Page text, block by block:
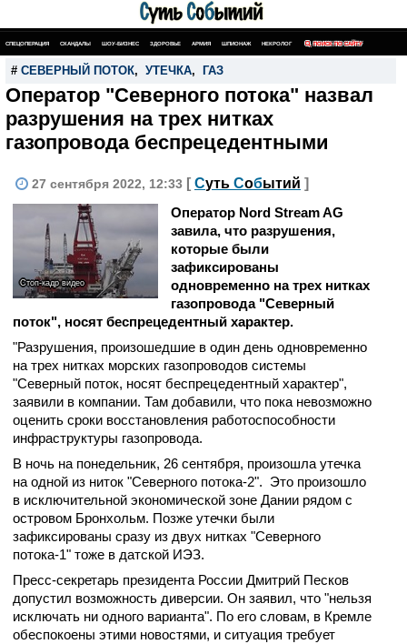
СПЕЦОПЕРАЦИЯ СКАНДАЛЫ ШОУ-БИЗНЕС ЗДОРОВЬЕ АРМИЯ ШПИОНАЖ НЕКРОЛОГ ПОИСК ПО САЙТУ
# СЕВЕРНЫЙ ПОТОК, УТЕЧКА, ГАЗ
Оператор "Северного потока" назвал
разрушения на трех нитках
газопровода беспрецедентными
27 сентября 2022, 12:33 [ Суть Событий ]
Стоп-кадр видео
Оператор Nord Stream AG
завила, что разрушения,
которые были
зафиксированы
одновременно на трех нитках
газопровода "Северный
поток", носят беспрецедентный характер.
"Разрушения, произошедшие в один день одновременно
на трех нитках морских газопроводов системы
"Северный поток, носят беспрецедентный характер",
заявили в компании. Там добавили, что пока невозможно
оценить сроки восстановления работоспособности
инфраструктуры газопровода.
В ночь на понедельник, 26 сентября, произошла утечка
на одной из ниток "Северного потока-2". Это произошло
в исключительной экономической зоне Дании рядом с
островом Бронхольм. Позже утечки были
зафиксированы сразу из двух нитках "Северного
потока-1" тоже в датской ИЭЗ.
Пресс-секретарь президента России Дмитрий Песков
допустил возможность диверсии. Он заявил, что "нельзя
исключать ни одного варианта". По его словам, в Кремле
обеспокоены этими новостями, и ситуация требует